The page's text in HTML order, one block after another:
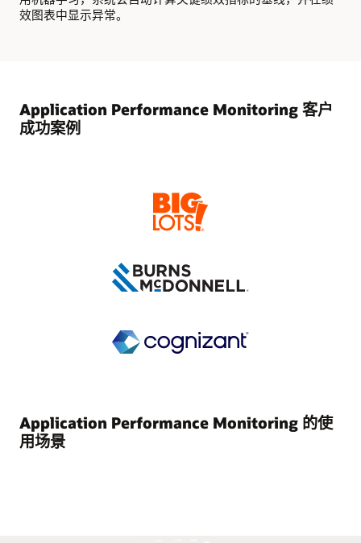
效图表中显示异常。
Application Performance Monitoring 客户
成功案例
Application Performance Monitoring 的使
用场景